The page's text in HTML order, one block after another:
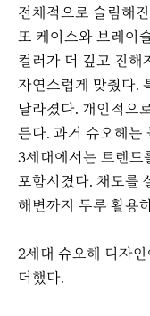
전체적으로 슬림해
또 케이스와 브레이
컬러가 더 깊고 진해
자연스럽게 맞췄다.
달라졌다. 개인적으
든다. 과거 슈오헤는
3세대에서는 트렌드
포함시켰다. 채도를
해변까지 두루 활용
2세대 슈오헤 디자
더했다.